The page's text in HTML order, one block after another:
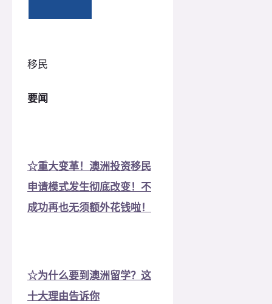
移民
要闻
☆重大变革！澳洲投资移民
申请模式发生彻底改变！不
成功再也无须额外花钱啦！
☆为什么要到澳洲留学？这
十大理由告诉你